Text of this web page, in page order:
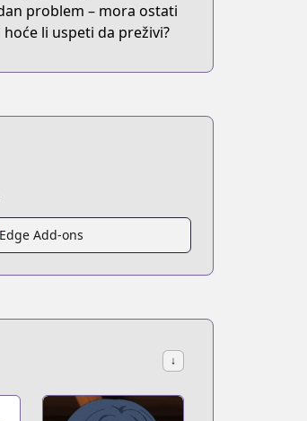
problem – mora ostati
li uspeti da preživi?
Edge Add-ons
↓